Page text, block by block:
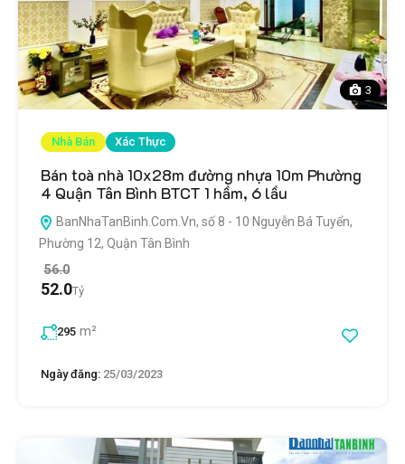
3
Nhà Bán Xác Thực
Bán toà nhà 10x28m đường nhựa 10m Phường
4 Quận Tân Bình BTCT 1 hầm, 6 lầu
BanNhaTanBinh.Com.Vn, số 8 - 10 Nguyễn Bá Tuyển,
Phường 12, Quận Tân Bình
52.0
56.0
Tỷ
295 m²
Ngày đăng: 25/03/2023